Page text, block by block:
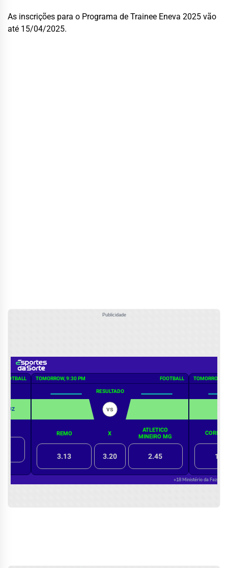
As inscrições para o Programa de Trainee Eneva 2025 vão
até 15/04/2025.
Publicidade